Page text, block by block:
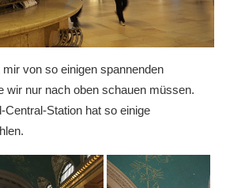
von so einigen spannenden
wir nur nach oben schauen müssen.
Station hat so einige